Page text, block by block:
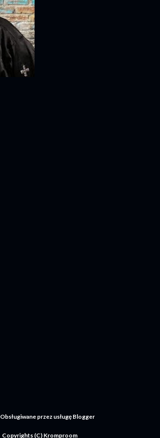
Obsługiwane przez usługę Blogger
Copyrights (C) Kromproom